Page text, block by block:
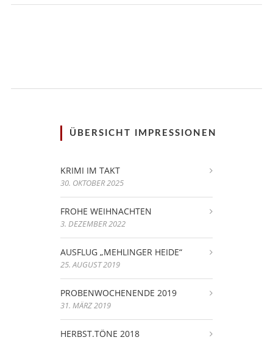
ÜBERSICHT IMPRESSIONEN
KRIMI IM TAKT
30. OKTOBER 2025
FROHE WEIHNACHTEN
3. DEZEMBER 2022
AUSFLUG „MEHLINGER HEIDE“
25. AUGUST 2019
PROBENWOCHENENDE 2019
31. MÄRZ 2019
HERBST.TÖNE 2018